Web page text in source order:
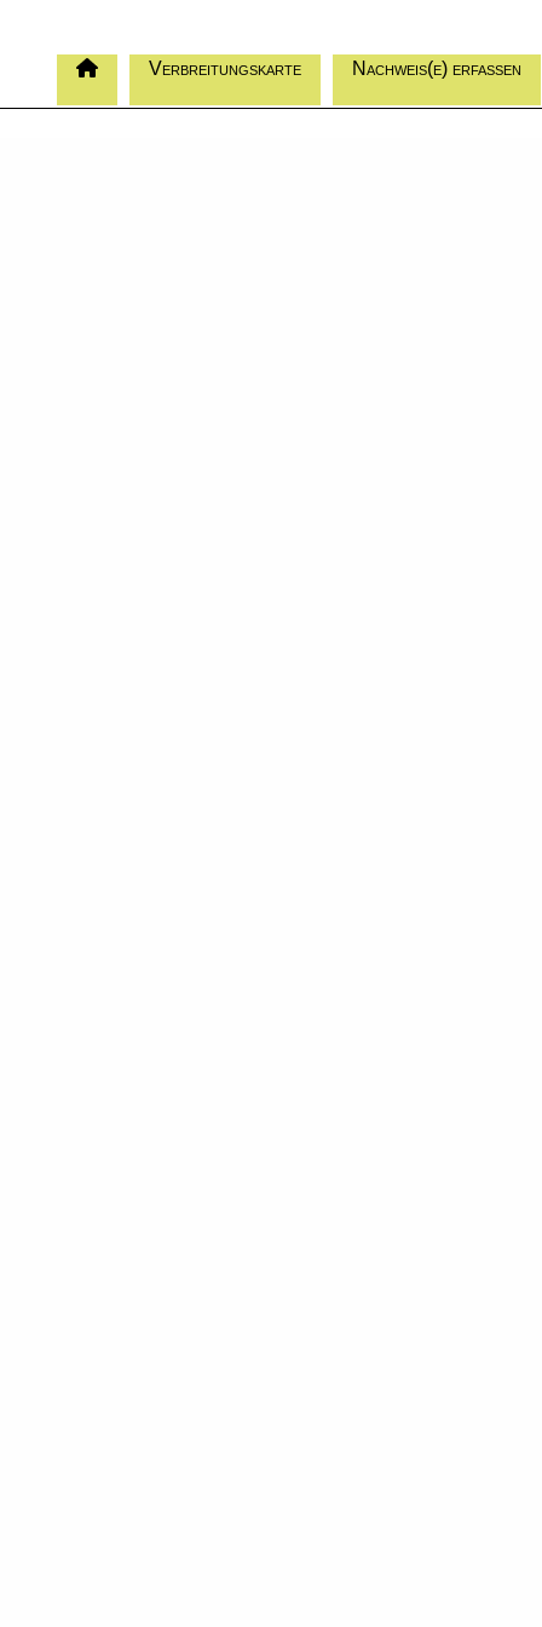
Verbreitungskarte Nachweis(e) erfassen